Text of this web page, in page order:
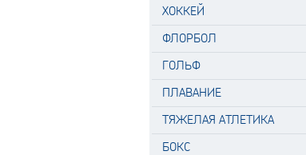
ХОККЕЙ
ФЛОРБОЛ
ГОЛЬФ
ПЛАВАНИЕ
ТЯЖЕЛАЯ АТЛЕТИКА
БОКС